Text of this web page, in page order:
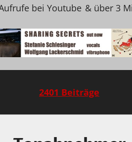
bei Youtube & über 3
2401 Beiträge